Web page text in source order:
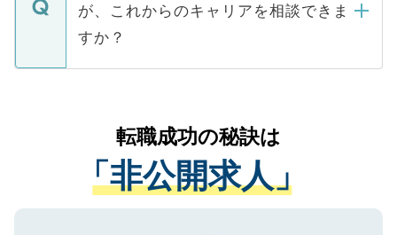
みを人材紹介会社に依頼するケースが増え
ています。
ご本人のキャリアアップおよび転職活動の
支援を目的に使用いたします。お預かりし
ているすべての個人データはご本人の許可
は、個人情報の取り扱いについての厳密な
管理基準を満たした事業者のみに付与され
る、プライバシーマークを取得済みです。
ご登録いただいた個人情報は、SSL（デー
が、これからのキャリアを相談できま
すか？
かがいして、現在の医療機関の状況や紹介
経験をまじえながら、適切なアドバイスを
させていただきます。すぐにご転職をされ
ない方には、長期的なサポートが可能です
ので、まずはご登録ください。
転職成功の秘訣は
「非公開求人」